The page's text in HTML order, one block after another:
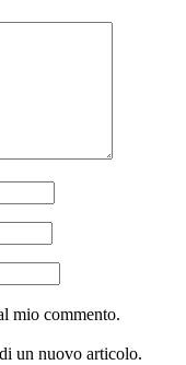
mio commento.
un nuovo articolo.